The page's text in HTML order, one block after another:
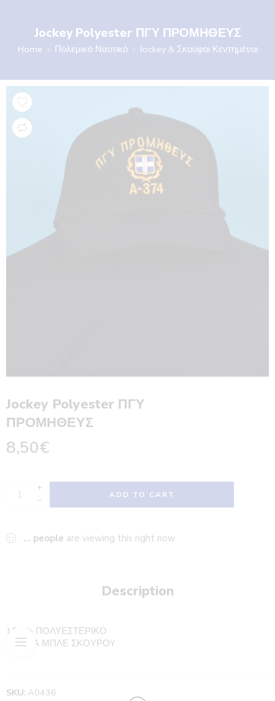
Jockey Polyester ΠΓΥ ΠΡΟΜΗΘΕΥΣ
Home Πολεμικό Ναυτικό Jockey & Σκούφοι Κεντημένοι
Jockey Polyester ΠΓΥ
ΠΡΟΜΗΘΕΥΣ
8,50€
+
−
ADD TO CART
... people are viewing this right now
Description
1Ο0% ΠΟΛΥΕΣΤΕΡΙΚΟ
ΧΡΩΜΑ ΜΠΛΕ ΣΚΟΥΡΟY
SKU: A0436